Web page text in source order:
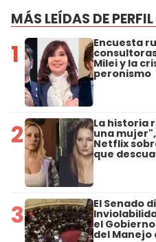
MÁS LEÍDAS DE PERFIL
1 Encuesta
Milei y la
peronismo
2 La historia
una
Netflix
que
3 El Senado
el
del Manejo